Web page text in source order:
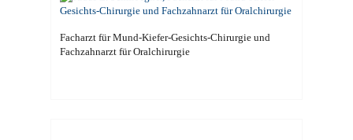
Facharzt für Mund-Kiefer-Gesichts-Chirurgie und
Fachzahnarzt für Oralchirurgie